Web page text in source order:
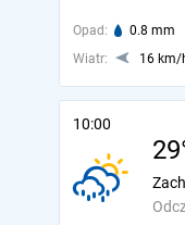
Opad: 0.8 mm
Wiatr:
16 km/
10:00